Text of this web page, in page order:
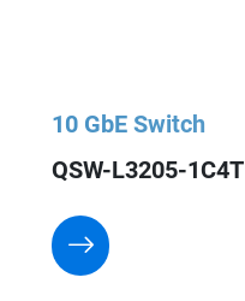
10 GbE Switch
QSW-L3205-1C4T